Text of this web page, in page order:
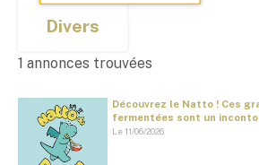
Divers
1 annonces trouvées
Découvrez le Natto ! Ces
fermentées sont un
Le 11/06/2026